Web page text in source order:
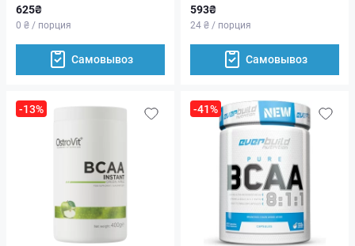
625₴
0 ₴ / порция
Самовывоз
593₴
24 ₴ / порция
Самовывоз
-13% -41%